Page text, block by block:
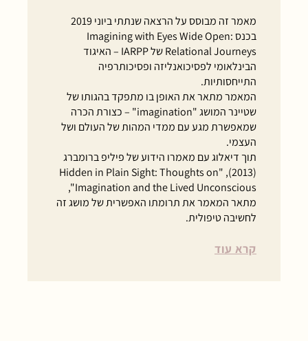
מאמר זה מבוסס על הרצאה שנתתי ביוני 2019
בכנס Imagining with Eyes Wide Open:
Relational Journeys של IARPP – האיגוד
הבינלאומי לפסיכואנליזה ופסיכותרפיה
התייחסותיות.
המאמר מתאר את האופן בו מתפקד בהגותו של
שטיינר המושג "imagination" – כצורת הכרה
שמאפשרת מגע עם ממדי המהות של העולם ושל
העצמי.
תוך דיאלוג עם מאמרו הידוע של פיליפ ברומברג
(2013), "Hidden in Plain Sight: Thoughts on
Imagination and the Lived Unconscious",
מתאר המאמר את תרומתו האפשרית של מושג זה
לחשיבה טיפולית.
קרא עוד